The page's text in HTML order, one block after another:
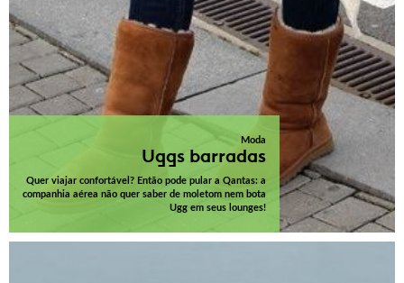
Moda
Uggs barradas
Quer viajar confortável? Então pode pular a Qantas: a
companhia aérea não quer saber de moletom nem bota
Ugg em seus lounges!